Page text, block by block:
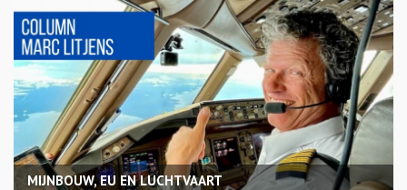
MIJNBOUW, EU EN LUCHTVAART